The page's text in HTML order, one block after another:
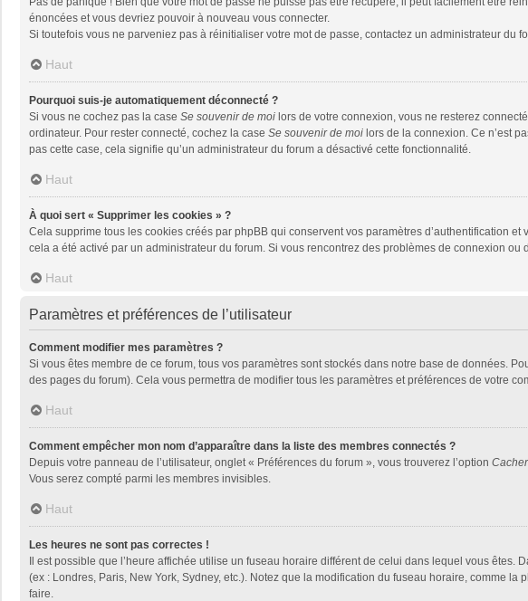
énoncées et vous devriez pouvoir à nouveau vous connecter.
Si toutefois vous ne parveniez pas à réinitialiser votre mot de passe, contactez un administrateur du
Haut
Pourquoi suis-je automatiquement déconnecté ?
Si vous ne cochez pas la case Se souvenir de moi lors de votre connexion, vous ne resterez
ordinateur. Pour rester connecté, cochez la case Se souvenir de moi lors de la connexion. Ce n’est
pas cette case, cela signifie qu’un administrateur du forum a désactivé cette fonctionnalité.
Haut
À quoi sert « Supprimer les cookies » ?
Cela supprime tous les cookies créés par phpBB qui conservent vos paramètres d’authentification
cela a été activé par un administrateur du forum. Si vous rencontrez des problèmes de connexion
Haut
Paramètres et préférences de l’utilisateur
Comment modifier mes paramètres ?
Si vous êtes membre de ce forum, tous vos paramètres sont stockés dans notre base de données.
des pages du forum). Cela vous permettra de modifier tous les paramètres et préférences de votre
Haut
Comment empêcher mon nom d’apparaître dans la liste des membres connectés ?
Depuis votre panneau de l’utilisateur, onglet « Préférences du forum », vous trouverez l’option
Vous serez compté parmi les membres invisibles.
Haut
Les heures ne sont pas correctes !
Il est possible que l’heure affichée utilise un fuseau horaire différent de celui dans lequel vous êtes.
(ex : Londres, Paris, New York, Sydney, etc.). Notez que la modification du fuseau horaire, comme la
faire.